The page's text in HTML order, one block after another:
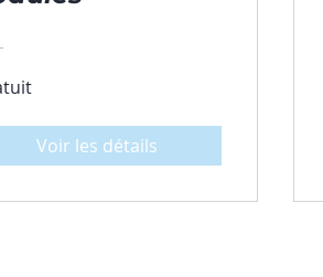
Voir les détails